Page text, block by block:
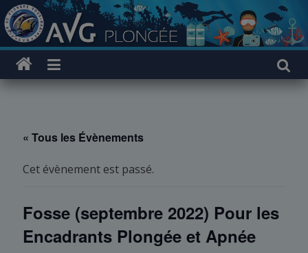
Passer
au
contenu
« Tous les Évènements
Cet évènement est passé.
Fosse (septembre 2022) Pour les
Encadrants Plongée et Apnée